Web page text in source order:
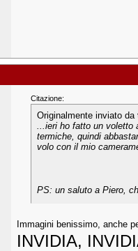
Citazione:
Originalmente inviato da
...ieri ho fatto un voletto
termiche, quindi
volo con il mio
PS: un saluto a Piero,
Immagini benissimo, anche
INVIDIA,